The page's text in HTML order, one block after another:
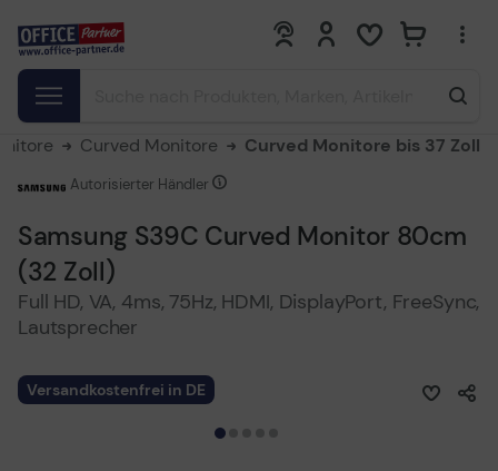
0 0
Curved Monitore Curved Monitore bis 37 Zoll
Samsung S39C Curved Monitor 80cm
(32 Zoll)
Full HD, VA, 4ms, 75Hz, HDMI, DisplayPort, FreeSync,
Lautsprecher
Autorisierter Händler
Versandkostenfrei in DE